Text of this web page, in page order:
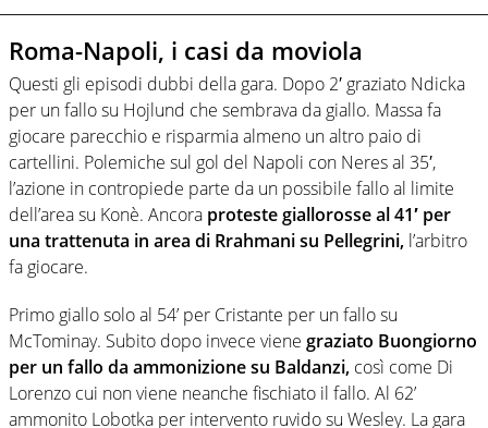
Roma-Napoli, i casi da moviola
Questi gli episodi dubbi della gara. Dopo 2′ graziato Ndicka
per un fallo su Hojlund che sembrava da giallo. Massa fa
giocare parecchio e risparmia almeno un altro paio di
cartellini. Polemiche sul gol del Napoli con Neres al 35′,
l’azione in contropiede parte da un possibile fallo al limite
dell’area su Konè. Ancora proteste giallorosse al 41′ per
una trattenuta in area di Rrahmani su Pellegrini, l’arbitro
fa giocare.
Primo giallo solo al 54’ per Cristante per un fallo su
McTominay. Subito dopo invece viene graziato Buongiorno
per un fallo da ammonizione su Baldanzi, così come Di
Lorenzo cui non viene neanche fischiato il fallo. Al 62’
ammonito Lobotka per intervento ruvido su Wesley. La gara